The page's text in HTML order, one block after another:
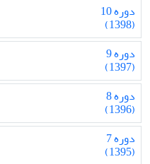
دوره 10
(1398)
دوره 9
(1397)
دوره 8
(1396)
دوره 7
(1395)